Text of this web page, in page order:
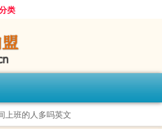
类
上班的人多吗英文